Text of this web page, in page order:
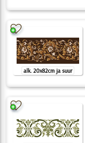
alk. 20x82cm ja suur